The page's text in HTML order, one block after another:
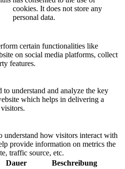
cookies. It does not store any
personal data.
certain functionalities like
on social media platforms, collect
features.
to understand and analyze the key
which helps in delivering a
understand how visitors interact with
provide information on metrics the
traffic source, etc.
Dauer Beschreibung